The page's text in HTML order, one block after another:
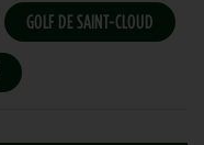
GOLF DE SAINT-CLOUD